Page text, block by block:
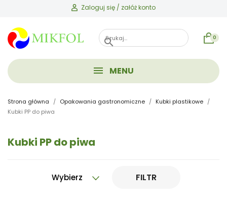
Zaloguj się / załóż konto
search 0
MENU
Strona główna Opakowania gastronomiczne
Kubki plastikowe
Kubki PP do piwa
Kubki PP do piwa
Wybierz FILTR